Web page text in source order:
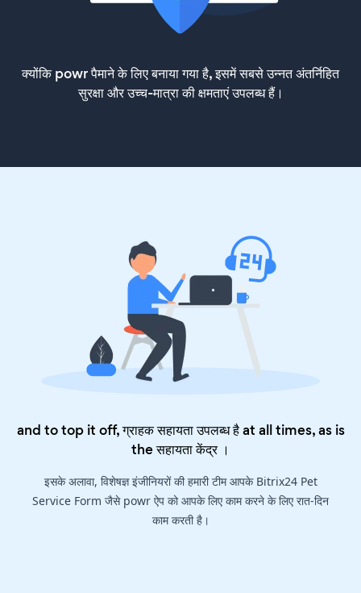
क्योंकि powr पैमाने के लिए बनाया गया है, इसमें सबसे उन्नत अंतर्निहित
सुरक्षा और उच्च-मात्रा की क्षमताएं उपलब्ध हैं।
and to top it off, ग्राहक सहायता उपलब्ध है at all times, as is
theसहायता केंद्र।
इसके अलावा, विशेषज्ञ इंजीनियरों की हमारी टीम आपके Bitrix24 Pet
Service Form जैसे powr ऐप को आपके लिए काम करने के लिए रात-दिन
काम करती है।